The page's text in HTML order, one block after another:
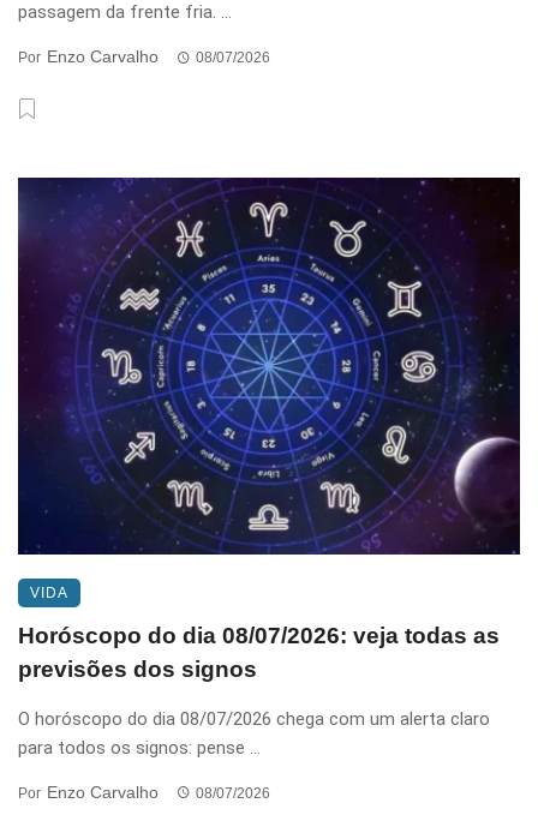
passagem da frente fria. ...
Por Enzo Carvalho 08/07/2026
VIDA
Horóscopo do dia 08/07/2026: veja todas as
previsões dos signos
O horóscopo do dia 08/07/2026 chega com um alerta claro
para todos os signos: pense ...
Por Enzo Carvalho 08/07/2026